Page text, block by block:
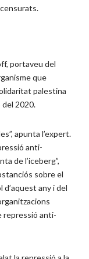
portaveu del
que
palestina
2020.
apunta l’expert.
anti-
de l’iceberg”,
sobre el
any i del
repressió anti-